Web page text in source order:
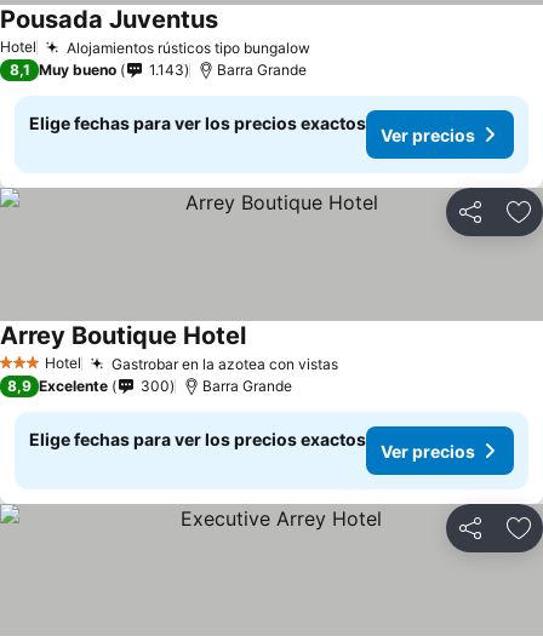
Hotel Alojamientos rústicos tipo bungalowVer precios
Pousada JuventusVer precios
8,1 Muy bueno 1.143 Barra Grande
Elige fechas para ver los precios exactos
Ver precios
Compartir
3 Estrellas
Hotel Gastrobar en la azotea con vistasVer precios
Arrey Boutique HotelVer precios
8,9 Excelente 300 Barra Grande
Elige fechas para ver los precios exactos
Ver precios
Compartir